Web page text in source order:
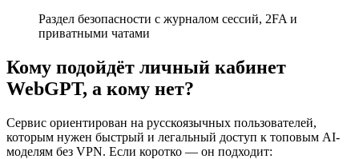
Раздел безопасности с журналом сессий, 2FA и
приватными чатами
Кому подойдёт личный кабинет
WebGPT, а кому нет?
Сервис ориентирован на русскоязычных пользователей,
которым нужен быстрый и легальный доступ к топовым AI-
моделям без VPN. Если коротко — он подходит: